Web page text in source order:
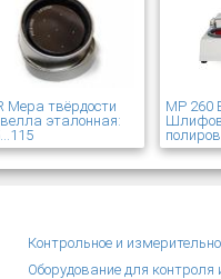
Мера твёрдости
эталонная:
MP 260
Контрольное и
Оборудование для контроля